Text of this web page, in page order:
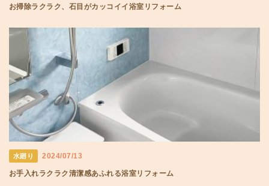
お掃除ラクラク、石目がカッコイイ浴室リフォーム
水廻り 2024/07/13
お手入れラクラク清潔感あふれる浴室リフォーム